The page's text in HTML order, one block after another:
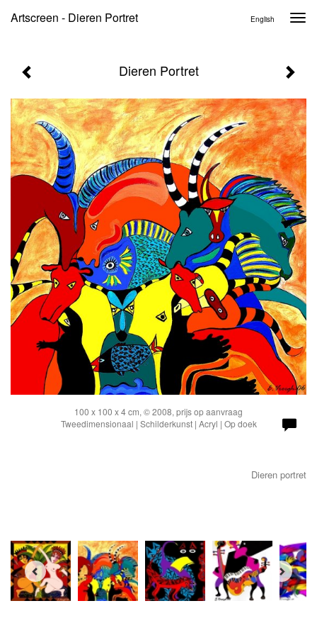
Artscreen - Dieren Portret English
Dieren Portret
100 x 100 x 4 cm, © 2008, prijs op aanvraag
Tweedimensionaal | Schilderkunst | Acryl | Op doek
Dieren portret